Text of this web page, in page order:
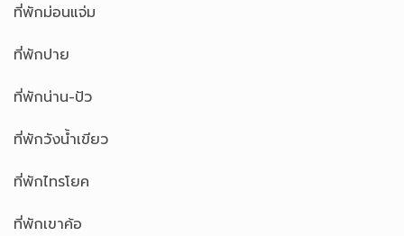
ที่พักม่อนแจ่ม
ที่พักปาย
ที่พักน่าน-ปัว
ที่พักวังน้ำเขียว
ที่พักไทรโยค
ที่พักเขาค้อ